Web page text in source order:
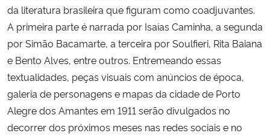
da literatura brasileira que figuram como coadjuvantes.
A primeira parte é narrada por Isaías Caminha, a segunda
por Simão Bacamarte, a terceira por Soulfieri, Rita Baiana
e Bento Alves, entre outros. Entremeando essas
textualidades, peças visuais com anúncios de época,
galeria de personagens e mapas da cidade de Porto
Alegre dos Amantes em 1911 serão divulgados no
decorrer dos próximos meses nas redes sociais e no